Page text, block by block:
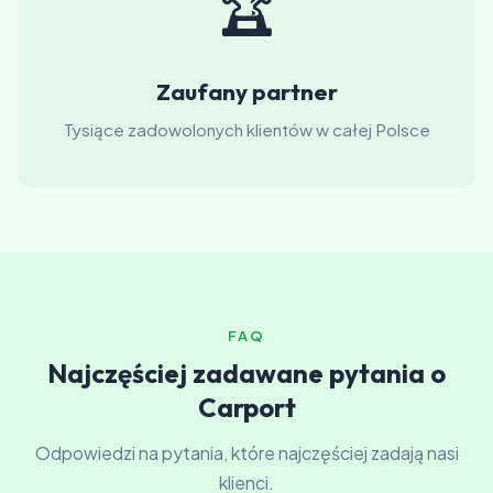
Zaufany partner
Tysiące zadowolonych klientów w całej Polsce
FAQ
Najczęściej zadawane pytania o
Carport
Odpowiedzi na pytania, które najczęściej zadają nasi
klienci.